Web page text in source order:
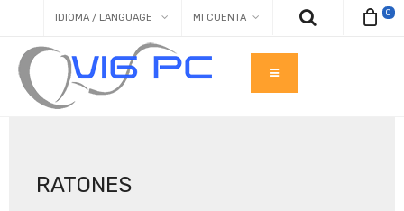
IDIOMA / LANGUAGE MI CUENTA 0
RATONES